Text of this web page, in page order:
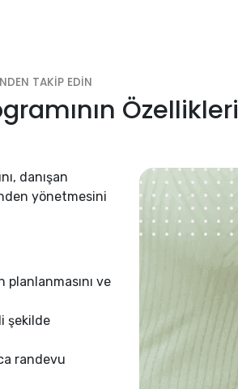
TAKİP EDİN
Özellikleri
danışan
yönetmesini
planlanmasını ve
şekilde
randevu